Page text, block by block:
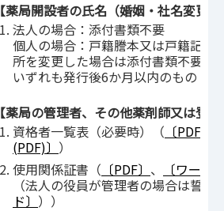
【薬局開設者の氏名（婚姻・社名変更
法人の場合：添付書類不要
個人の場合：戸籍謄本又は戸籍記載
所を変更した場合は添付書類不要）
いずれも発行後6か月以内のもの
【薬局の管理者、その他薬剤師又は登
資格者一覧表（必要時）（ 〔PDF〕
(PDF)〕 ）
使用関係証書（ 〔PDF〕 、
〔ワード
（法人の役員が管理者の場合は誓約
ド〕 ））